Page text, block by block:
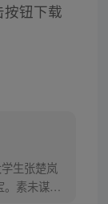
钮下载
生张楚岚
。素未谋面